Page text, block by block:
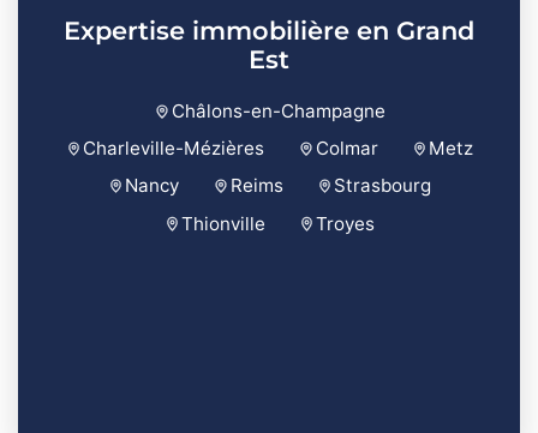
Expertise immobilière en Grand
Est
Châlons-en-Champagne
Charleville-Mézières
Colmar
Metz
Nancy
Reims
Strasbourg
Thionville
Troyes